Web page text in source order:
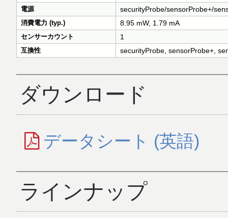
電源 securityProbe/sensorProbe+/
消費電力 (typ.) 8.95 mW, 1.79 mA
センサーカウント 1
互換性 securityProbe, sensorProbe+,
ダウンロード
データシート (英語)
ラインナップ